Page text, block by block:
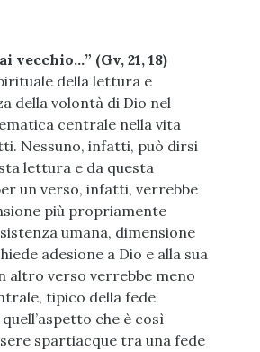
vecchio…” (Gv, 21, 18)
della lettura e
della volontà di Dio nel
centrale nella vita
Nessuno, infatti, può dirsi
lettura e da questa
un verso, infatti, verrebbe
più propriamente
umana, dimensione
adesione a Dio e alla sua
altro verso verrebbe meno
tipico della fede
che è così
spartiacque tra una fede